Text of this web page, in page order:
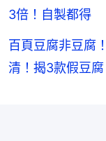
3倍！自製都得
百頁豆腐非豆腐
清！揭3款假豆腐